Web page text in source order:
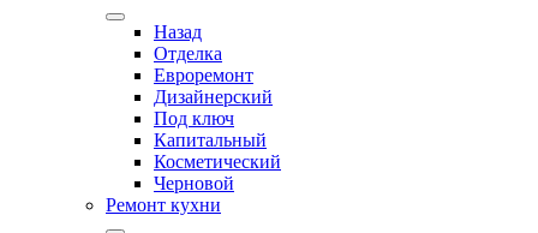
Назад
Отделка
Евроремонт
Дизайнерский
Под ключ
Капитальный
Косметический
Черновой
Ремонт кухни